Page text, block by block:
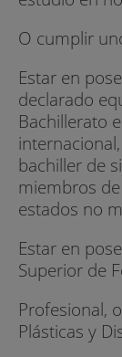
O cumplir
Estar en
declarado
Bachillerato
bachiller de
miembros
estados no
Estar en
Superior de
Profesional,
Plásticas y